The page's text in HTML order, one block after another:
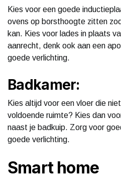
Kies voor een goede
ovens op borsthoogte zitten
kan. Kies voor lades in plaats
aanrecht, denk ook aan een
goede verlichting.
Badkamer:
Kies altijd voor een vloer die
voldoende ruimte? Kies dan
naast je badkuip. Zorg voor
goede verlichting.
Smart home